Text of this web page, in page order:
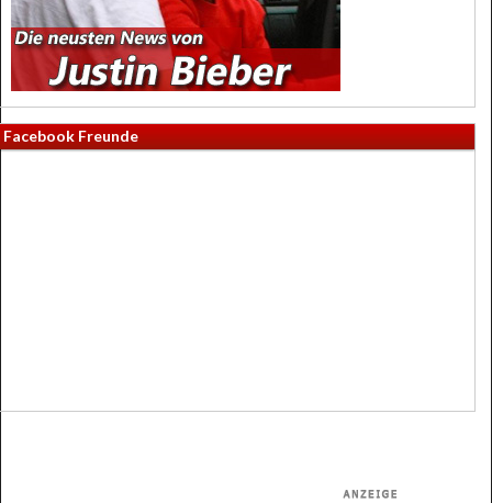
Facebook Freunde